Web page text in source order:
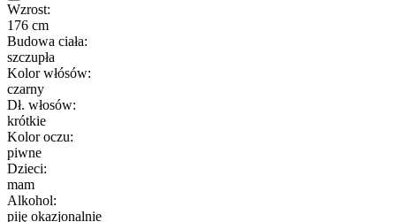
Wzrost:
176 cm
Budowa ciała:
szczupła
Kolor włósów:
czarny
Dł. włosów:
krótkie
Kolor oczu:
piwne
Dzieci:
mam
Alkohol:
piję okazjonalnie